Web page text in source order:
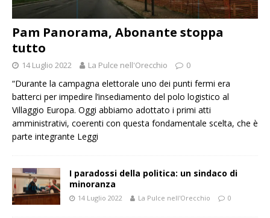
Pam Panorama, Abonante stoppa
tutto
14 Luglio 2022 La Pulce nell'Orecchio 0
“Durante la campagna elettorale uno dei punti fermi era
batterci per impedire l’insediamento del polo logistico al
Villaggio Europa. Oggi abbiamo adottato i primi atti
amministrativi, coerenti con questa fondamentale scelta, che è
parte integrante Leggi
I paradossi della politica: un sindaco di
minoranza
14 Luglio 2022 La Pulce nell'Orecchio 0